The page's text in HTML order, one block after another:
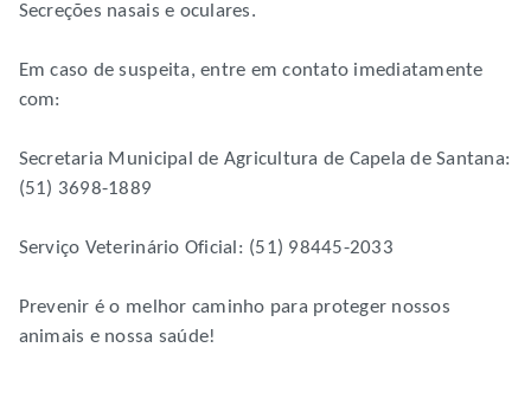
Secreções nasais e oculares.
Em caso de suspeita, entre em contato imediatamente
com:
Secretaria Municipal de Agricultura de Capela de Santana:
(51) 3698-1889
Serviço Veterinário Oficial: (51) 98445-2033
Prevenir é o melhor caminho para proteger nossos
animais e nossa saúde!